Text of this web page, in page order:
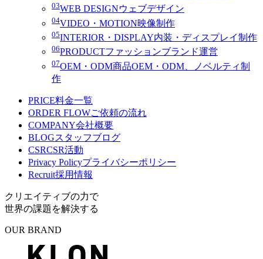
03WEB DESIGNウェブデザイン
04VIDEO・MOTION映像制作
05INTERIOR・DISPLAY内装・ディスプレイ制作
06PRODUCTファッションブランド運営
07OEM・ODM商品OEM・ODM、ノベルティ制
作
PRICE料金一覧
ORDER FLOWご依頼の流れ
COMPANY会社概要
BLOGスタッフブログ
CSRCSR活動
Privacy Policyプライバシーポリシー
Recruit採用情報
クリエイティブの力で
世界の課題を解決する
OUR BRAND